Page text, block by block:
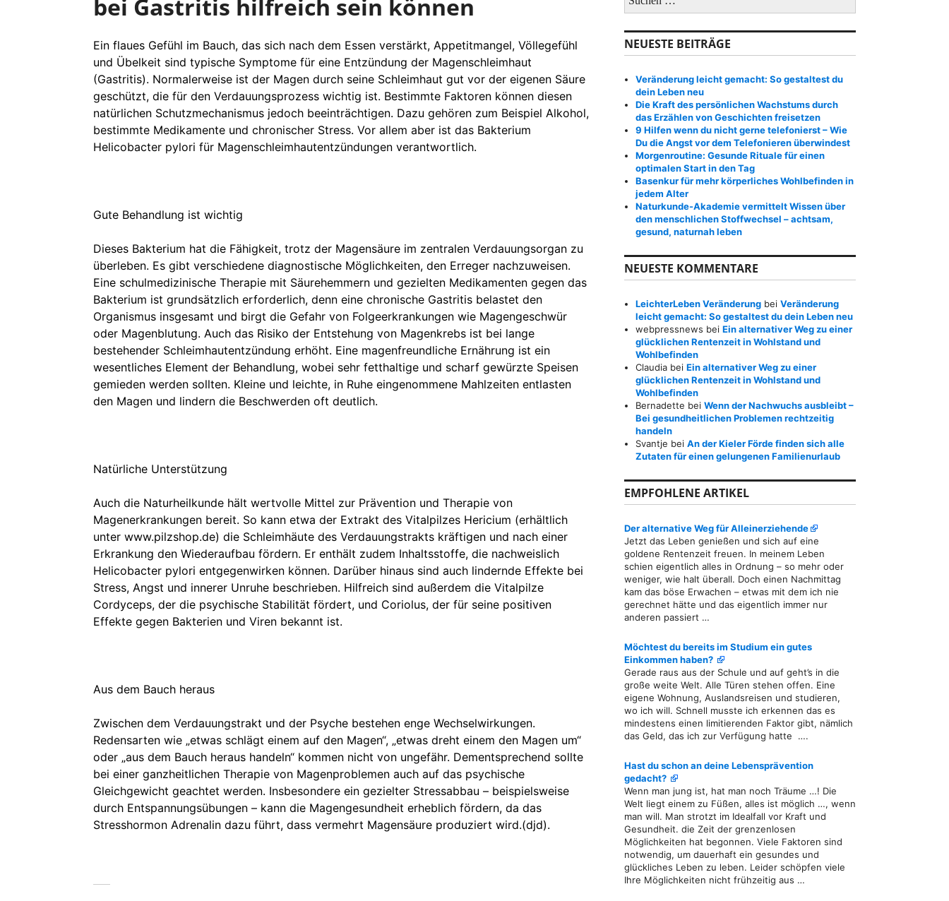
bei Gastritis hilfreich sein können
Ein flaues Gefühl im Bauch, das sich nach dem Essen verstärkt, Appetitmangel, Völlegefühl
und Übelkeit sind typische Symptome für eine Entzündung der Magenschleimhaut
(Gastritis). Normalerweise ist der Magen durch seine Schleimhaut gut vor der eigenen Säure
geschützt, die für den Verdauungsprozess wichtig ist. Bestimmte Faktoren können diesen
natürlichen Schutzmechanismus jedoch beeinträchtigen. Dazu gehören zum Beispiel Alkohol,
bestimmte Medikamente und chronischer Stress. Vor allem aber ist das Bakterium
Helicobacter pylori für Magenschleimhautentzündungen verantwortlich.
Gute Behandlung ist wichtig
Dieses Bakterium hat die Fähigkeit, trotz der Magensäure im zentralen Verdauungsorgan zu
überleben. Es gibt verschiedene diagnostische Möglichkeiten, den Erreger nachzuweisen.
Eine schulmedizinische Therapie mit Säurehemmern und gezielten Medikamenten gegen das
Bakterium ist grundsätzlich erforderlich, denn eine chronische Gastritis belastet den
Organismus insgesamt und birgt die Gefahr von Folgeerkrankungen wie Magengeschwür
oder Magenblutung. Auch das Risiko der Entstehung von Magenkrebs ist bei lange
bestehender Schleimhautentzündung erhöht. Eine magenfreundliche Ernährung ist ein
wesentliches Element der Behandlung, wobei sehr fetthaltige und scharf gewürzte Speisen
gemieden werden sollten. Kleine und leichte, in Ruhe eingenommene Mahlzeiten entlasten
den Magen und lindern die Beschwerden oft deutlich.
Natürliche Unterstützung
Auch die Naturheilkunde hält wertvolle Mittel zur Prävention und Therapie von
Magenerkrankungen bereit. So kann etwa der Extrakt des Vitalpilzes Hericium (erhältlich
unter www.pilzshop.de) die Schleimhäute des Verdauungstrakts kräftigen und nach einer
Erkrankung den Wiederaufbau fördern. Er enthält zudem Inhaltsstoffe, die nachweislich
Helicobacter pylori entgegenwirken können. Darüber hinaus sind auch lindernde Effekte bei
Stress, Angst und innerer Unruhe beschrieben. Hilfreich sind außerdem die Vitalpilze
Cordyceps, der die psychische Stabilität fördert, und Coriolus, der für seine positiven
Effekte gegen Bakterien und Viren bekannt ist.
Aus dem Bauch heraus
Zwischen dem Verdauungstrakt und der Psyche bestehen enge Wechselwirkungen.
Redensarten wie „etwas schlägt einem auf den Magen“, „etwas dreht einem den Magen um“
oder „aus dem Bauch heraus handeln“ kommen nicht von ungefähr. Dementsprechend sollte
bei einer ganzheitlichen Therapie von Magenproblemen auch auf das psychische
Gleichgewicht geachtet werden. Insbesondere ein gezielter Stressabbau – beispielsweise
durch Entspannungsübungen – kann die Magengesundheit erheblich fördern, da das
Stresshormon Adrenalin dazu führt, dass vermehrt Magensäure produziert wird.(djd).
u
h
e
n
c
:
NEUESTE BEITRÄGE
Veränderung leicht gemacht: So gestaltest du
dein Leben neu
Die Kraft des persönlichen Wachstums durch
das Erzählen von Geschichten freisetzen
9 Hilfen wenn du nicht gerne telefonierst – Wie
Du die Angst vor dem Telefonieren überwindest
Morgenroutine: Gesunde Rituale für einen
optimalen Start in den Tag
Basenkur für mehr körperliches Wohlbefinden in
jedem Alter
Naturkunde-Akademie vermittelt Wissen über
den menschlichen Stoffwechsel – achtsam,
gesund, naturnah leben
NEUESTE KOMMENTARE
LeichterLeben Veränderung beiVeränderung
leicht gemacht: So gestaltest du dein Leben neu
webpressnews beiEin alternativer Weg zu einer
glücklichen Rentenzeit in Wohlstand und
Wohlbefinden
Claudia beiEin alternativer Weg zu einer
glücklichen Rentenzeit in Wohlstand und
Wohlbefinden
Bernadette beiWenn der Nachwuchs ausbleibt –
Bei gesundheitlichen Problemen rechtzeitig
handeln
Svantje beiAn der Kieler Förde finden sich alle
Zutaten für einen gelungenen Familienurlaub
EMPFOHLENE ARTIKEL
Der alternative Weg für Alleinerziehende
Jetzt das Leben genießen und sich auf eine
goldene Rentenzeit freuen. In meinem Leben
schien eigentlich alles in Ordnung – so mehr oder
weniger, wie halt überall. Doch einen Nachmittag
kam das böse Erwachen – etwas mit dem ich nie
gerechnet hätte und das eigentlich immer nur
anderen passiert …
Möchtest du bereits im Studium ein gutes
Einkommen haben?
Gerade raus aus der Schule und auf geht’s in die
große weite Welt. Alle Türen stehen offen. Eine
eigene Wohnung, Auslandsreisen und studieren,
wo ich will. Schnell musste ich erkennen das es
mindestens einen limitierenden Faktor gibt, nämlich
das Geld, das ich zur Verfügung hatte ….
Hast du schon an deine Lebensprävention
gedacht?
Wenn man jung ist, hat man noch Träume …! Die
Welt liegt einem zu Füßen, alles ist möglich …, wenn
man will. Man strotzt im Idealfall vor Kraft und
Gesundheit. die Zeit der grenzenlosen
Möglichkeiten hat begonnen. Viele Faktoren sind
notwendig, um dauerhaft ein gesundes und
glückliches Leben zu leben. Leider schöpfen viele
Ihre Möglichkeiten nicht frühzeitig aus …